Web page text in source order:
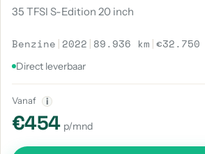
35 TFSI S-Edition 20 inch
Benzine | 2022 | 89.936 km |€32.750
Direct leverbaar
Vanaf i
€454 p/mnd